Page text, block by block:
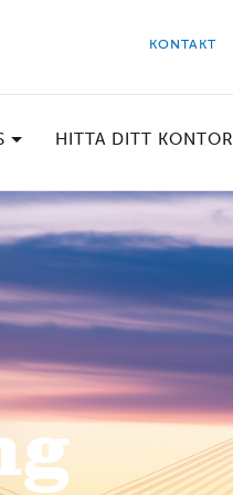
KONTAKT
HITTA DITT KONTOR